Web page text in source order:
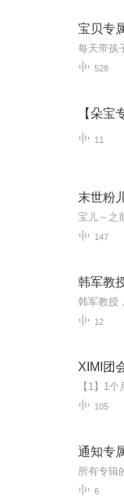
宝贝专
528
【朵宝
11
末世粉
宝儿～之
147
韩军教
12
XIMI团
105
通知专
所有专辑
6